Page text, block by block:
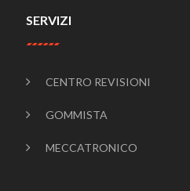
SERVIZI
CENTRO REVISIONI
GOMMISTA
MECCATRONICO